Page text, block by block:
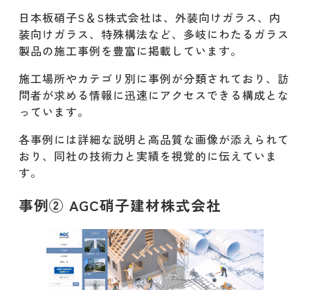
日本板硝子S＆S株式会社は、外装向けガラス、内
装向けガラス、特殊構法など、多岐にわたるガラス
製品の施工事例を豊富に掲載しています。
施工場所やカテゴリ別に事例が分類されており、訪
問者が求める情報に迅速にアクセスできる構成とな
っています。
各事例には詳細な説明と高品質な画像が添えられて
おり、同社の技術力と実績を視覚的に伝えていま
す。
事例② AGC硝子建材株式会社